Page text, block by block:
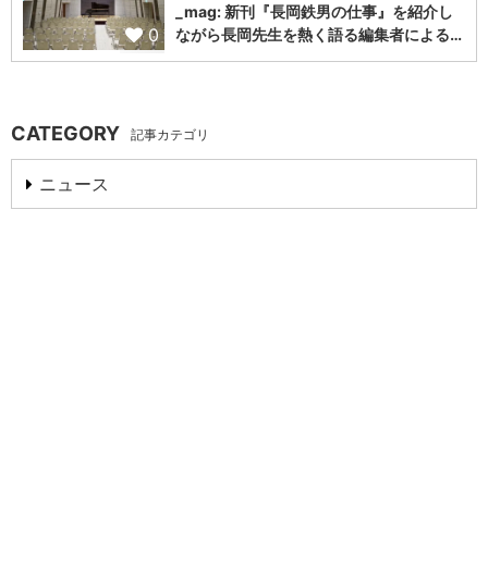
0
_mag: 新刊『長岡鉄男の仕事』を紹介し
ながら長岡先生を熱く語る編集者による…
CATEGORY 記事カテゴリ
ニュース